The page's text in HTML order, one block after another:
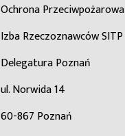
Ochrona Przeciwpożarowa
Izba Rzeczoznawców SITP
Delegatura Poznań
ul. Norwida 14
60-867 Poznań